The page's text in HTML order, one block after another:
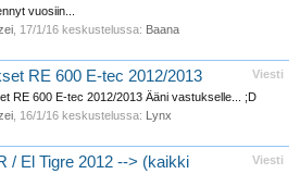
vuosiin...
17/1/16 keskustelussa: Baana
Viesti
RE 600 E-tec 2012/2013
RE 600 E-tec 2012/2013 Ääni vastukselle... ;D
16/1/16 keskustelussa: Lynx
Viesti
/ El Tigre 2012 --> (kaikki